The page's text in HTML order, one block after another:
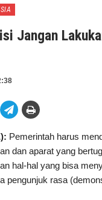
Jangan
Pemerintah harus
dan aparat yang
hal-hal yang bisa
pengunjuk rasa